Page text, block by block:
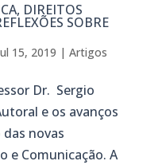
DIREITOS
SOBRE
15, 2019 | Artigos
Dr. Sergio
e os avanços
novas
e Comunicação. A